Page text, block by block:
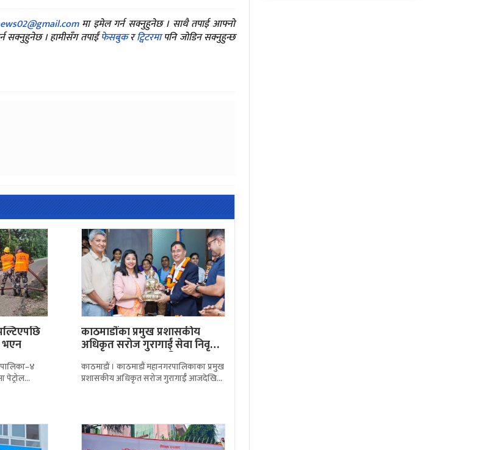
मा इमेल गर्न सक्नुहुनेछ । साथै तपाई आफ्नो
सक्नुहुनेछ । हामीसँग तपाईंफेसबुकरट्विटरमापनि जोडिन सक्नुहुन्छ
भएन
पेट्रोल
काठमाडौंका प्रमुख प्रशासकीय
अधिकृत सरोज गुरागाईं सेवा निवृत्त,
महानगरद्वारा सम्मानसहित…
काठमाडौं । काठमाडौं महानगरपालिकाका प्रमुख
प्रशासकीय अधिकृत सरोज गुरागाईँ आजदेखि